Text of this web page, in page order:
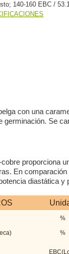
140-160 EBC /
con una
Se
proporciona
En
diastática y
%
%